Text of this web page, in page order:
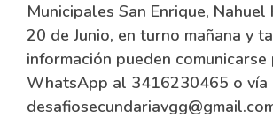
Municipales San Enrique, Nahuel
20 de Junio, en turno mañana y
información pueden comunicarse
WhatsApp al 3416230465 o vía